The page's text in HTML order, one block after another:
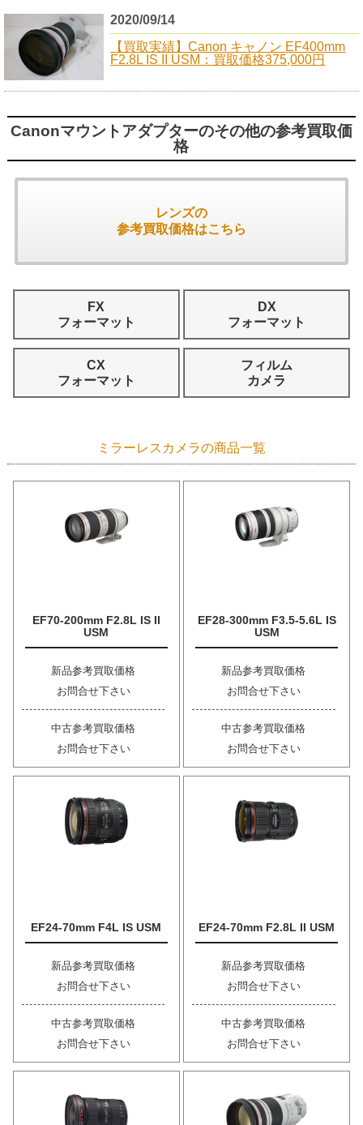
2020/09/14
【買取実績】Canon キャノン EF400mm
F2.8L IS II USM：買取価格375,000円
Canonマウントアダプターのその他の参考買取価
格
レンズの
参考買取価格はこちら
FX
フォーマット
DX
フォーマット
CX
フォーマット
フィルム
カメラ
ミラーレスカメラの商品一覧
EF70-200mm F2.8L IS II
USM
新品参考買取価格
お問合せ下さい
中古参考買取価格
お問合せ下さい
EF28-300mm F3.5-5.6L IS
USM
新品参考買取価格
お問合せ下さい
中古参考買取価格
お問合せ下さい
EF24-70mm F4L IS USM
新品参考買取価格
お問合せ下さい
中古参考買取価格
お問合せ下さい
EF24-70mm F2.8L II USM
新品参考買取価格
お問合せ下さい
中古参考買取価格
お問合せ下さい